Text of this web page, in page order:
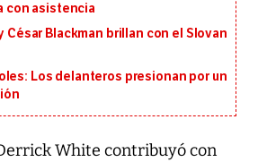
con asistencia
César Blackman brillan con el Slovan
Los delanteros presionan por un
White contribuyó con